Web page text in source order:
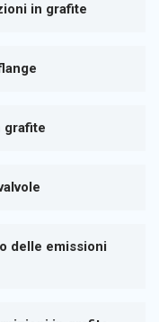
in grafite
grafite
delle emissioni